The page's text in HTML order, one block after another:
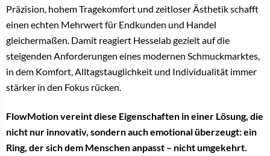
Präzision, hohem Tragekomfort und zeitloser Ästhetik schafft
einen echten Mehrwert für Endkunden und Handel
gleichermaßen. Damit reagiert Hesselab gezielt auf die
steigenden Anforderungen eines modernen Schmuckmarktes,
in dem Komfort, Alltagstauglichkeit und Individualität immer
stärker in den Fokus rücken.
FlowMotion vereint diese Eigenschaften in einer Lösung, die
nicht nur innovativ, sondern auch emotional überzeugt: ein
Ring, der sich dem Menschen anpasst – nicht umgekehrt.